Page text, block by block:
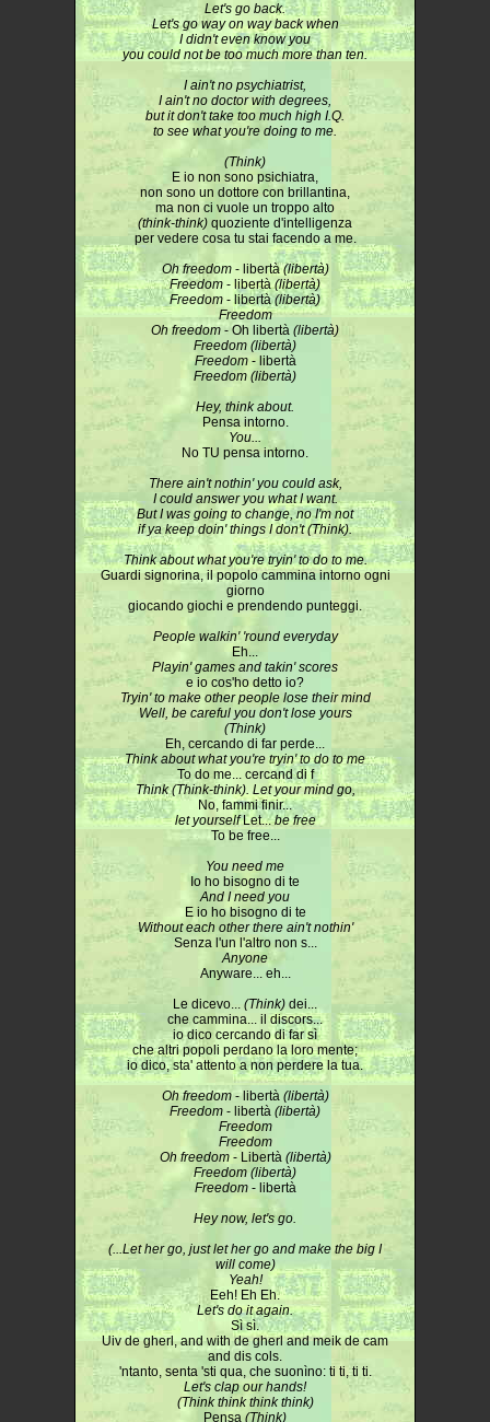
Let's go back.
Let's go way on way back when
I didn't even know you
you could not be too much more than ten.
I ain't no psychiatrist,
I ain't no doctor with degrees,
but it don't take too much high I.Q.
to see what you're doing to me.
(Think)
E io non sono psichiatra,
non sono un dottore con brillantina,
ma non ci vuole un troppo alto
(think-think) quoziente d'intelligenza
per vedere cosa tu stai facendo a me.
Oh freedom- libertà(libertà)
Freedom - libertà(libertà)
Freedom - libertà(libertà)
Freedom
Oh freedom - Oh libertà (libertà)
Freedom (libertà)
Freedom- libertà
Freedom (libertà)
Hey, think about.
Pensa intorno.
You...
No TU pensa intorno.
There ain't nothin' you could ask,
I could answer you what I want.
But I was going to change, no I'm not
if ya keep doin' things I don't (Think).
Think about what you're tryin' to do to me.
Guardi signorina, il popolo cammina intorno ogni
giorno
giocando giochi e prendendo punteggi.
People walkin' 'round everyday
Eh...
Playin' games and takin' scores
e io cos'ho detto io?
Tryin' to make other people lose their mind
Well, be careful you don't lose yours
(Think)
Eh, cercando di far perde...
Think about what you're tryin' to do to me
To do me... cercand di f
Think (Think-think). Let your mind go,
No, fammi finir...
let yourselfLet...be free
To be free...
You need me
Io ho bisogno di te
And I need you
E io ho bisogno di te
Without each other there ain't nothin'
Senza l'un l'altro non s...
Anyone
Anyware... eh...
Le dicevo... (Think) dei...
che cammina... il discors...
io dico cercando di far sì
che altri popoli perdano la loro mente;
io dico, sta' attento a non perdere la tua.
Oh freedom- libertà (libertà)
Freedom - libertà (libertà)
Freedom
Freedom
Oh freedom- Libertà (libertà)
Freedom (libertà)
Freedom- libertà
Hey now, let's go.
(...Let her go, just let her go and make the big I
will come)
Yeah!
Eeh! Eh Eh.
Let's do it again.
Sì sì.
Uiv de gherl, and with de gherl and meik de cam
and dis cols.
'ntanto, senta 'sti qua, che suonìno: ti ti, ti ti.
Let's clap our hands!
(Think think think think)
Pensa (Think)